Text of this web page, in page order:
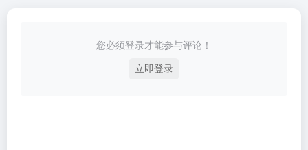
您必须登录才能参与评论！
立即登录